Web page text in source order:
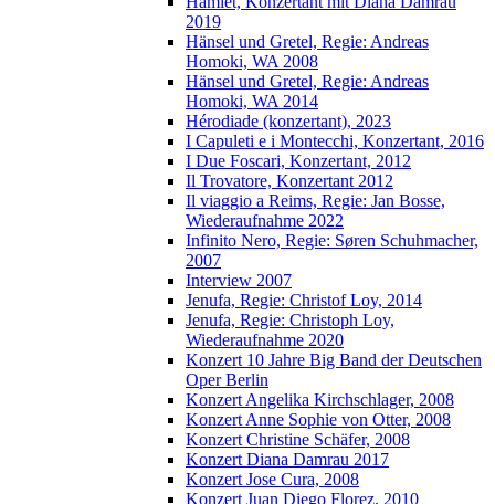
2019
Hänsel und Gretel, Regie: Andreas
Homoki, WA 2008
Hänsel und Gretel, Regie: Andreas
Homoki, WA 2014
Hérodiade (konzertant), 2023
I Capuleti e i Montecchi, Konzertant, 2016
I Due Foscari, Konzertant, 2012
Il Trovatore, Konzertant 2012
Il viaggio a Reims, Regie: Jan Bosse,
Wiederaufnahme 2022
Infinito Nero, Regie: Søren Schuhmacher,
2007
Interview 2007
Jenufa, Regie: Christof Loy, 2014
Jenufa, Regie: Christoph Loy,
Wiederaufnahme 2020
Konzert 10 Jahre Big Band der Deutschen
Oper Berlin
Konzert Angelika Kirchschlager, 2008
Konzert Anne Sophie von Otter, 2008
Konzert Christine Schäfer, 2008
Konzert Diana Damrau 2017
Konzert Jose Cura, 2008
Konzert Juan Diego Florez, 2010